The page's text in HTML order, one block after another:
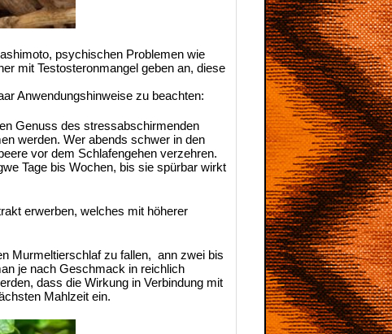
psychischen Problemen wie
mit Testosteronmangel geben an, diese
Anwendungshinweise zu beachten:
Genuss des stressabschirmenden
werden. Wer abends schwer in den
vor dem Schlafengehen verzehren.
Tage bis Wochen, bis sie spürbar wirkt
erwerben, welches mit höherer
Murmeltierschlaf zu fallen, ann zwei bis
je nach Geschmack in reichlich
dass die Wirkung in Verbindung mit
Mahlzeit ein.